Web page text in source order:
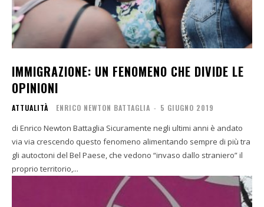
IMMIGRAZIONE: UN FENOMENO CHE DIVIDE LE
OPINIONI
ATTUALITÀ ENRICO NEWTON BATTAGLIA - 5 GIUGNO 2019
di Enrico Newton Battaglia Sicuramente negli ultimi anni è andato
via via crescendo questo fenomeno alimentando sempre di più tra
gli autoctoni del Bel Paese, che vedono “invaso dallo straniero” il
proprio territorio,...